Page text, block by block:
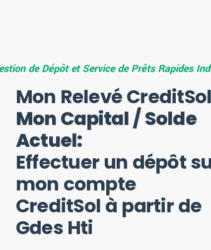
de Dépôt et Service de Prêts Rapides
Mon Relevé
Mon Capital / Solde
Actuel:
Effectuer un dépôt
mon compte
CreditSol à partir de
Gdes Hti